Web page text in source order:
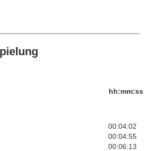
hh:mm:ss
00:04:02
00:04:55
00:06:13